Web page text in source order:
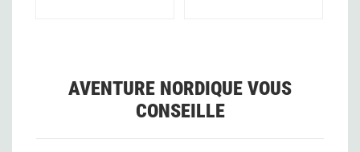
AVENTURE NORDIQUE VOUS
CONSEILLE